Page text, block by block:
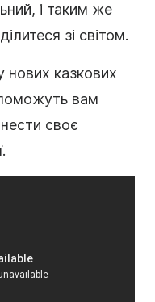
і таким же
зі світом.
казкових
вам
своє